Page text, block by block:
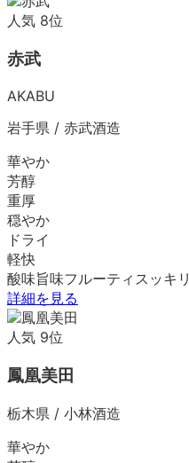
人気 8位
赤武
AKABU
岩手県 / 赤武酒造
華やか
芳醇
重厚
穏やか
ドライ
軽快
酸味旨味フルーティ スッキリ
詳細を見る
人気 9位
鳳凰美田
栃木県 / 小林酒造
華やか